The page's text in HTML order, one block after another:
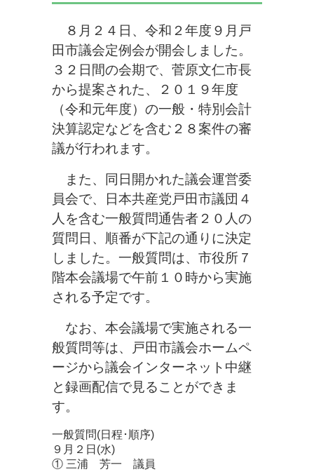
８月２４日、令和２年度９月戸
田市議会定例会が開会しました。
３２日間の会期で、菅原文仁市長
から提案された、２０１９年度
（令和元年度）の一般・特別会計
決算認定などを含む２８案件の審
議が行われます。
また、同日開かれた議会運営委
員会で、日本共産党戸田市議団４
人を含む一般質問通告者２０人の
質問日、順番が下記の通りに決定
しました。一般質問は、市役所７
階本会議場で午前１０時から実施
される予定です。
なお、本会議場で実施される一
般質問等は、戸田市議会ホームペ
ージから議会インターネット中継
と録画配信で見ることができま
す。
一般質問(日程･順序)
９月２日(水)
① 三浦 芳一 議員